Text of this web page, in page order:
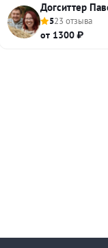
Догситтер
523 отзыва
от 1300 ₽